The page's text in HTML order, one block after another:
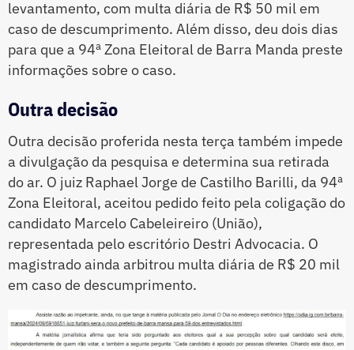
levantamento, com multa diária de R$ 50 mil em
caso de descumprimento. Além disso, deu dois dias
para que a 94ª Zona Eleitoral de Barra Manda preste
informações sobre o caso.
Outra decisão
Outra decisão proferida nesta terça também impede
a divulgação da pesquisa e determina sua retirada
do ar. O juiz Raphael Jorge de Castilho Barilli, da 94ª
Zona Eleitoral, aceitou pedido feito pela coligação do
candidato Marcelo Cabeleireiro (União),
representada pelo escritório Destri Advocacia. O
magistrado ainda arbitrou multa diária de R$ 20 mil
em caso de descumprimento.